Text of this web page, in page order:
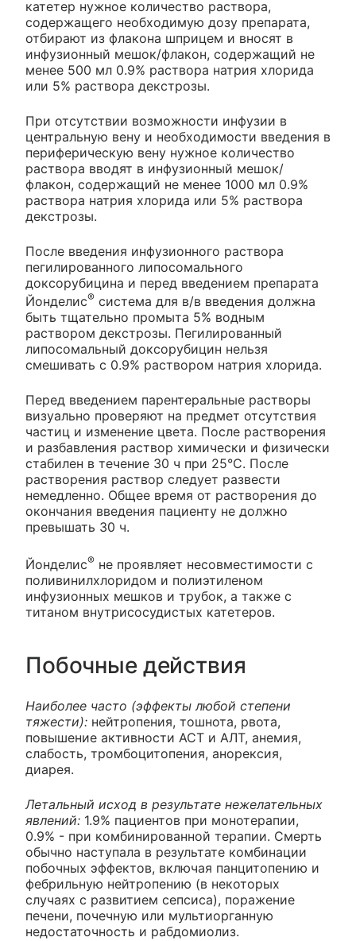
катетер нужное количество раствора,
содержащего необходимую дозу препарата,
отбирают из флакона шприцем и вносят в
инфузионный мешок/флакон, содержащий не
менее 500 мл 0.9% раствора натрия хлорида
или 5% раствора декстрозы.
При отсутствии возможности инфузии в
центральную вену и необходимости введения в
периферическую вену нужное количество
раствора вводят в инфузионный мешок/
флакон, содержащий не менее 1000 мл 0.9%
раствора натрия хлорида или 5% раствора
декстрозы.
После введения инфузионного раствора
пегилированного липосомального
доксорубицина и перед введением препарата
Йонделис® система для в/в введения должна
быть тщательно промыта 5% водным
раствором декстрозы. Пегилированный
липосомальный доксорубицин нельзя
смешивать с 0.9% раствором натрия хлорида.
Перед введением парентеральные растворы
визуально проверяют на предмет отсутствия
частиц и изменение цвета. После растворения
и разбавления раствор химически и физически
стабилен в течение 30 ч при 25°С. После
растворения раствор следует развести
немедленно. Общее время от растворения до
окончания введения пациенту не должно
превышать 30 ч.
Йонделис® не проявляет несовместимости с
поливинилхлоридом и полиэтиленом
инфузионных мешков и трубок, а также с
титаном внутрисосудистых катетеров.
Побочные действия
Наиболее часто (эффекты любой степени
тяжести): нейтропения, тошнота, рвота,
повышение активности АСТ и АЛТ, анемия,
слабость, тромбоцитопения, анорексия,
диарея.
Летальный исход в результате нежелательных
явлений: 1.9% пациентов при монотерапии,
0.9% - при комбинированной терапии. Смерть
обычно наступала в результате комбинации
побочных эффектов, включая панцитопению и
фебрильную нейтропению (в некоторых
случаях с развитием сепсиса), поражение
печени, почечную или мультиорганную
недостаточность и рабдомиолиз.